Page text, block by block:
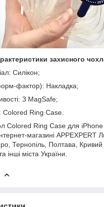
захисного
Силікон;
фактор): Накладка;
З MagSafe;
Colored Ring Case.
Colored Ring Case для
магазині APPEXPERT
Тернопіль, Полтава, Кривий
інші міста України.